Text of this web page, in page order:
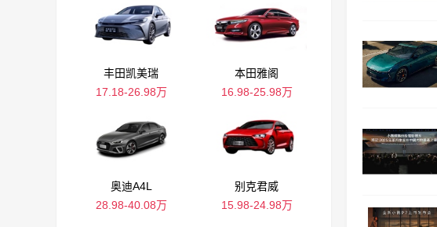
丰田凯美瑞
17.18-26.98万
本田雅阁
16.98-25.98万
奥迪A4L
28.98-40.08万
别克君威
15.98-24.98万